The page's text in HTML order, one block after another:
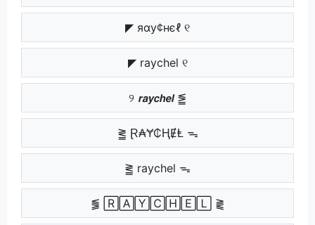
◤ яαу¢нєℓ ୧
◤ raychel ୧
୨ 𝙧𝙖𝙮𝙘𝙝𝙚𝙡 ⪑
⪒ Ɽ₳Ɏ₵ⱧɆⱠ ᯓ
⪒ raychel ᯓ
⪓ 🅁🄰🅈🄲🄷🄴🄻 ⪔